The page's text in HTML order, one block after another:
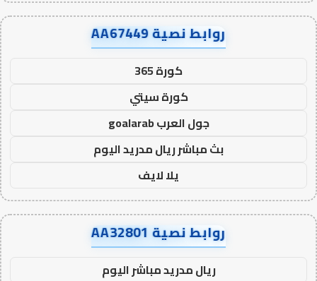
روابط نصية AA67449
كورة 365
كورة سيتي
جول العرب goalarab
بث مباشر ريال مدريد اليوم
يلا لايف
روابط نصية AA32801
ريال مدريد مباشر اليوم